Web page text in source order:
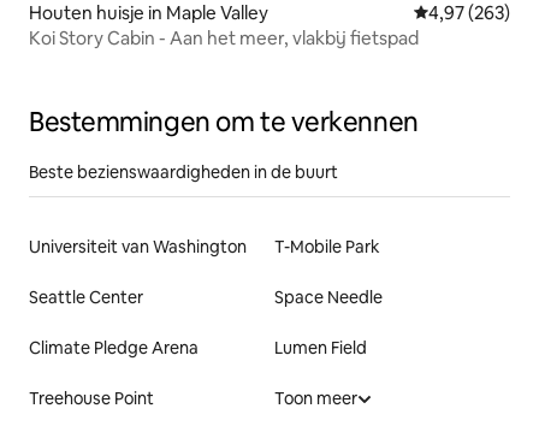
Houten huisje in Maple Valley Gemiddelde
4,97 (263)
Koi Story Cabin - Aan het meer, vlakbij fietspad
Bestemmingen om te verkennen
Beste bezienswaardigheden in de buurt
Universiteit van Washington T-Mobile Park
Seattle Center Space Needle
Climate Pledge Arena Lumen Field
Treehouse Point Toon meer